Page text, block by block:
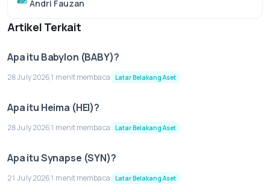
Andri Fauzan
Artikel Terkait
Apa itu Babylon (BABY)?
28 July 20261 menit membaca Latar Belakang Aset
Apa itu Heima (HEI)?
28 July 20261 menit membaca Latar Belakang Aset
Apa itu Synapse (SYN)?
21 July 20261 menit membaca Latar Belakang Aset